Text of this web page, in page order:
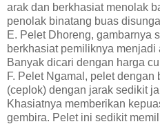
arak dan berkhasiat menolak
penolak binatang buas
E. Pelet Dhoreng, gambarnya
berkhasiat pemiliknya
Banyak dicari dengan harga
F. Pelet Ngamal, pelet
(ceplok) dengan jarak sedikit
Khasiatnya memberikan
gembira. Pelet ini sedikit